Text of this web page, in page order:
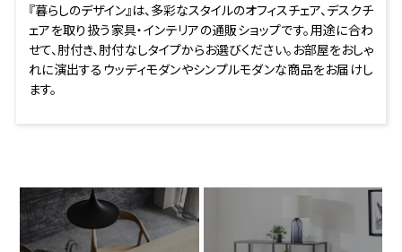
『暮らしのデザイン』は、多彩なスタイルのオフィスチェア、デスクチ
ェアを取り扱う家具・インテリアの通販ショップです。用途に合わ
せて、肘付き、肘付なしタイプからお選びください。お部屋をおしゃ
れに演出するウッディモダンやシンプルモダンな商品をお届けし
ます。